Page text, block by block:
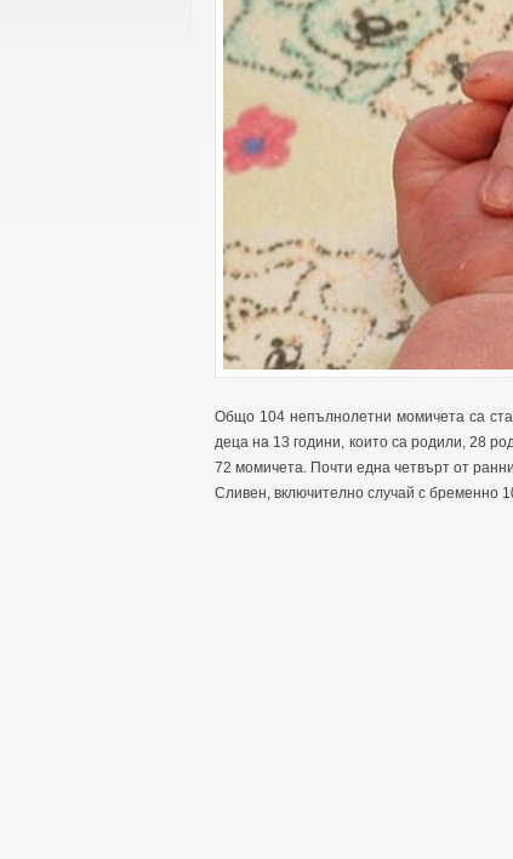
Общо 104 непълнолетни момичета са
деца на 13 години, които са родили, 28
72 момичета. Почти една четвърт от
Сливен, включително случай с бременно